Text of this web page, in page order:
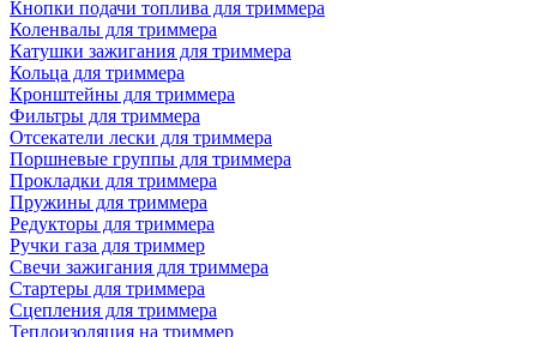
Кнопки подачи топлива для триммера
Коленвалы для триммера
Катушки зажигания для триммера
Кольца для триммера
Кронштейны для триммера
Фильтры для триммера
Отсекатели лески для триммера
Поршневые группы для триммера
Прокладки для триммера
Пружины для триммера
Редукторы для триммера
Ручки газа для триммер
Свечи зажигания для триммера
Стартеры для триммера
Сцепления для триммера
Теплоизоляция на триммер